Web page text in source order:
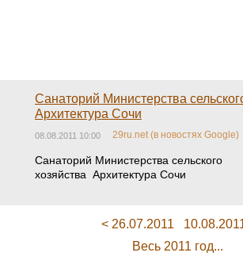
Санаторий Министерства
Архитектура Сочи
08.08.2011 10:00 29ru.net (в новостях Google)
Санаторий Министерства сельского
хозяйства Архитектура Сочи
< 26.07.2011
Весь 2011 год...